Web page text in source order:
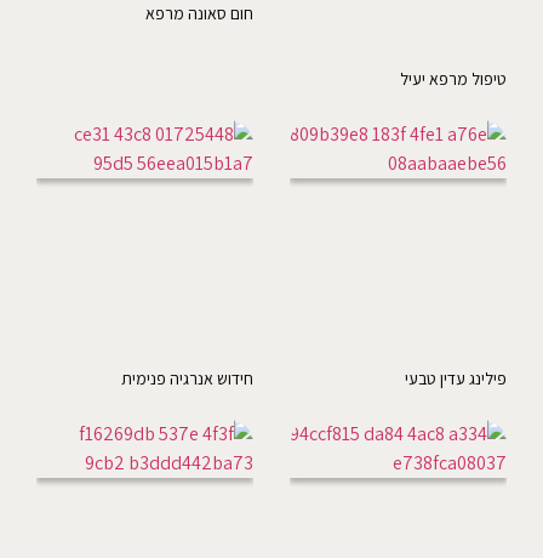
טיפול מרפא יעיל
חום סאונה מרפא
פילינג עדין טבעי חידוש אנרגיה פנימית